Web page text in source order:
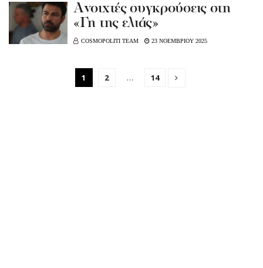
Aνοιχτές συγκρούσεις στη
«Γη της ελιάς»
COSMOPOLITI TEAM 23 ΝΟΕΜΒΡΙΟΥ 2025
1 2 … 14